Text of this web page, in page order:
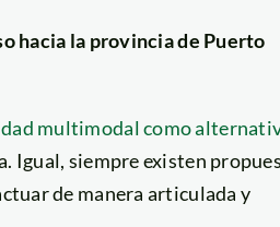
hacia la provincia de Puerto
multimodal como
Igual, siempre existen
de manera articulada y